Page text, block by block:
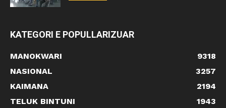
KATEGORI E POPULLARIZUAR
MANOKWARI
9318
NASIONAL
3257
KAIMANA
2194
TELUK BINTUNI
1943